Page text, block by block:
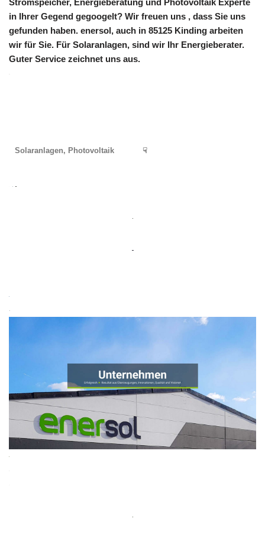
Stromspeicher, Energieberatung und Photovoltaik Experte
in Ihrer Gegend gegoogelt? Wir freuen uns , dass Sie uns
gefunden haben. enersol, auch in 85125 Kinding arbeiten
wir für Sie. Für Solaranlagen, sind wir Ihr Energieberater.
Guter Service zeichnet uns aus.
Solaranlagen, Photovoltaik ☟